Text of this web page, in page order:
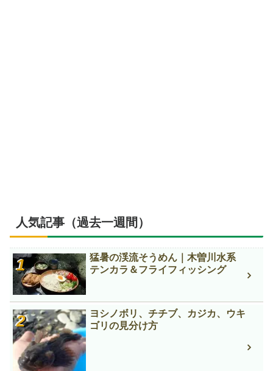
人気記事（過去一週間）
猛暑の渓流そうめん｜木曽川水系
テンカラ＆フライフィッシング
ヨシノボリ、チチブ、カジカ、ウキ
ゴリの見分け方